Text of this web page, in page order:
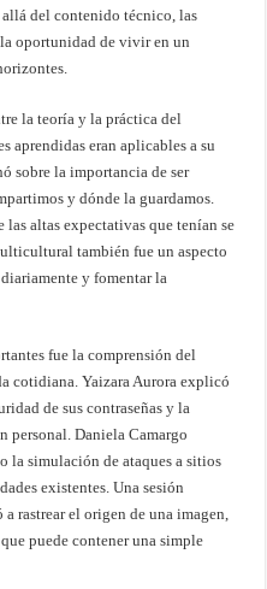
del contenido técnico, las
oportunidad de vivir en un
la teoría y la práctica del
aprendidas eran aplicables a su
sobre la importancia de ser
y dónde la guardamos.
altas expectativas que tenían se
también fue un aspecto
y fomentar la
fue la comprensión del
cotidiana. Yaizara Aurora explicó
de sus contraseñas y la
personal. Daniela Camargo
la simulación de ataques a sitios
existentes. Una sesión
rastrear el origen de una imagen,
puede contener una simple